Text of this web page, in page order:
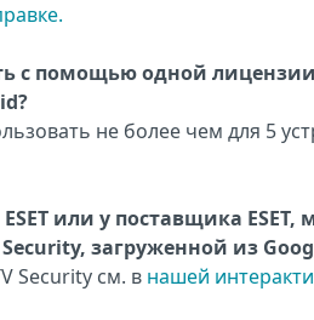
с помощью одной лицензии
не более чем для 5
или у поставщика ESET,
загруженной из
Security см. в нашей